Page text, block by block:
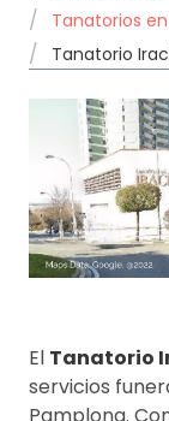
Tanatorios
Tanatorio
El Tanatorio
servicios